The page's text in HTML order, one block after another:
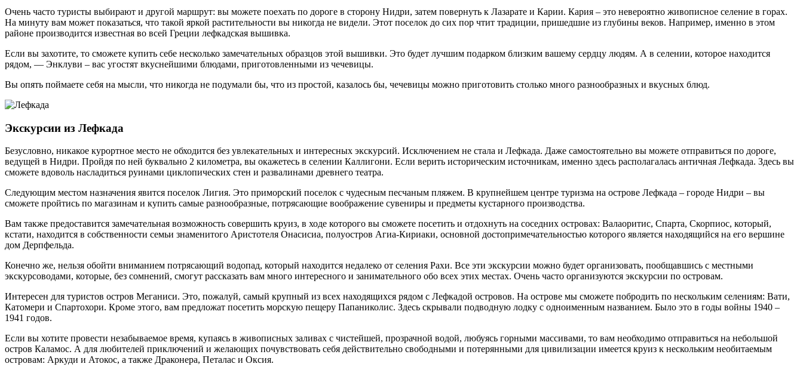
Очень часто туристы выбирают и другой маршрут: вы можете поехать по дороге в сторону Нидри, затем повернуть к Лазарате и Карии. Кария – это невероятно живописное селение в горах.
На минуту вам может показаться, что такой яркой растительности вы никогда не видели. Этот поселок до сих пор чтит традиции, пришедшие из глубины веков. Например, именно в этом
районе производится известная во всей Греции лефкадская вышивка.
Если вы захотите, то сможете купить себе несколько замечательных образцов этой вышивки. Это будет лучшим подарком близким вашему сердцу людям. А в селении, которое находится
рядом, — Энклуви – вас угостят вкуснейшими блюдами, приготовленными из чечевицы.
Вы опять поймаете себя на мысли, что никогда не подумали бы, что из простой, казалось бы, чечевицы можно приготовить столько много разнообразных и вкусных блюд.
Экскурсии из Лефкада
Безусловно, никакое курортное место не обходится без увлекательных и интересных экскурсий. Исключением не стала и Лефкада. Даже самостоятельно вы можете отправиться по дороге,
ведущей в Нидри. Пройдя по ней буквально 2 километра, вы окажетесь в селении Каллигони. Если верить историческим источникам, именно здесь располагалась античная Лефкада. Здесь вы
сможете вдоволь насладиться руинами циклопических стен и развалинами древнего театра.
Следующим местом назначения явится поселок Лигия. Это приморский поселок с чудесным песчаным пляжем. В крупнейшем центре туризма на острове Лефкада – городе Нидри – вы
сможете пройтись по магазинам и купить самые разнообразные, потрясающие воображение сувениры и предметы кустарного производства.
Вам также предоставится замечательная возможность совершить круиз, в ходе которого вы сможете посетить и отдохнуть на соседних островах: Валаоритис, Спарта, Скорпиос, который,
кстати, находится в собственности семьи знаменитого Аристотеля Онасисиа, полуостров Агиа-Кириаки, основной достопримечательностью которого является находящийся на его вершине
дом Дерпфельда.
Конечно же, нельзя обойти вниманием потрясающий водопад, который находится недалеко от селения Рахи. Все эти экскурсии можно будет организовать, пообщавшись с местными
экскурсоводами, которые, без сомнений, смогут рассказать вам много интересного и занимательного обо всех этих местах. Очень часто организуются экскурсии по островам.
Интересен для туристов остров Меганиси. Это, пожалуй, самый крупный из всех находящихся рядом с Лефкадой островов. На острове мы сможете побродить по нескольким селениям: Вати,
Катомери и Спартохори. Кроме этого, вам предложат посетить морскую пещеру Папаниколис. Здесь скрывали подводную лодку с одноименным названием. Было это в годы войны 1940 –
1941 годов.
Если вы хотите провести незабываемое время, купаясь в живописных заливах с чистейшей, прозрачной водой, любуясь горными массивами, то вам необходимо отправиться на небольшой
остров Каламос. А для любителей приключений и желающих почувствовать себя действительно свободными и потерянными для цивилизации имеется круиз к нескольким необитаемым
островам: Аркуди и Атокос, а также Драконера, Петалас и Оксия.